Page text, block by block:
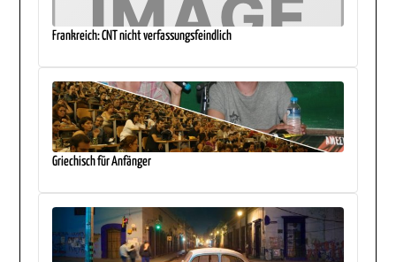
Frankreich: CNT nicht verfassungsfeindlich
Griechisch für Anfänger